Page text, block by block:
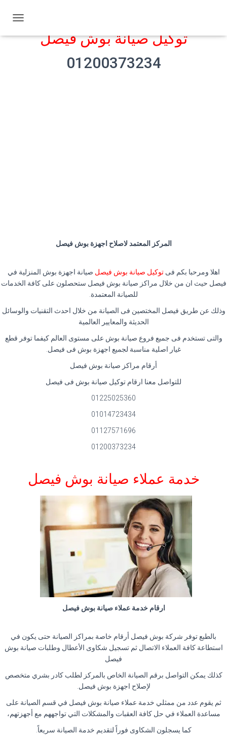
ب
توكيل صيانة بوش فيصل
01200373234
المركز المعتمد لاصلاح اجهزة بوش فيصل
اهلا ومرحبا بكم فى توكيل صيانة بوش فيصل صيانة اجهزة بوش المنزلية في
فيصل حيث ان من خلال مراكز صيانة بوش فيصل ستحصلون على كافة الخدمات
للصيانة المعتمدة.
وذلك عن طريق فيصل المختصين فى الصيانة من خلال احدث التقنيات والوسائل
الحديثة والمعايير العالمية
والتى تستخدم فى جميع فروع صيانة بوش على مستوى العالم كيفما توفر قطع
غيار اصلية مناسبة لجميع اجهزة بوش فى فيصل.
أرقام مراكز صيانة بوش فيصل
للتواصل معنا ارقام توكيل صيانة بوش فى فيصل
01225025360
01014723434
01127571696
01200373234
خدمة عملاء صيانة بوش فيصل
ارقام خدمة عملاء صيانة بوش فيصل
بالطبع توفر شركة بوش فيصل أرقام خاصة بمراكز الصيانة حتى يكون في
استطاعة كافة العملاء الاتصال ثم تسجيل شكاوى الأعطال وطلبات صيانة بوش
فيصل
كذلك يمكن التواصل برقم الصيانة الخاص بالمركز لطلب كادر بشري متخصص
لإصلاح اجهزة بوش فيصل.
ثم يقوم عدد من ممثلي خدمة عملاء صيانة بوش فيصل في قسم الصيانة على
مساعدة العملاء في حل كافة العقبات والمشكلات التي تواجههم مع أجهزتهم،
كما يسجلون الشكاوى فوراً لتقديم خدمة الصيانة سريعاً.